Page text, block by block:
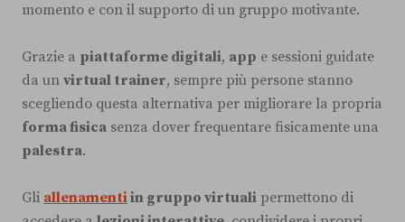
momento e con il supporto di un gruppo motivante.
Grazie a piattaforme digitali, app e sessioni guidate
da un virtual trainer, sempre più persone stanno
scegliendo questa alternativa per migliorare la propria
forma fisica senza dover frequentare fisicamente una
palestra.
Gli allenamentiin gruppo virtuali permettono di